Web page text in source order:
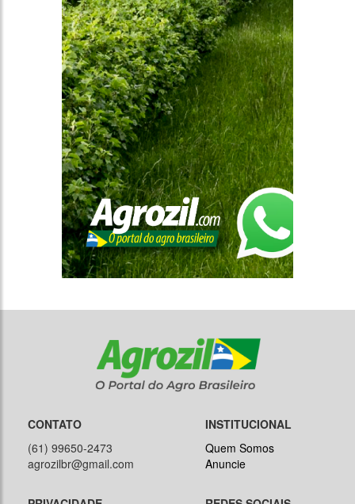
CONTATO
(61) 99650-2473
agrozilbr@gmail.com
INSTITUCIONAL
Quem Somos
Anuncie